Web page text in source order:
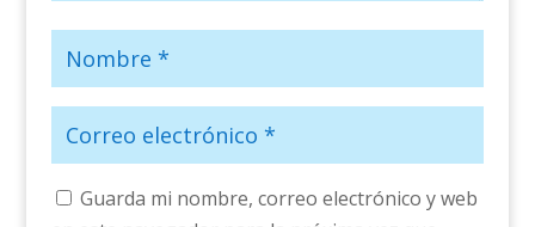
Guarda mi nombre, correo electrónico y web